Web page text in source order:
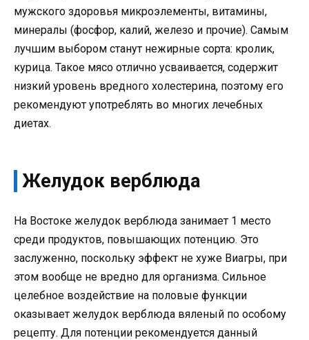
мужского здоровья микроэлементы, витамины,
минералы (фосфор, калий, железо и прочие). Самым
лучшим выбором станут нежирные сорта: кролик,
курица. Такое мясо отлично усваивается, содержит
низкий уровень вредного холестерина, поэтому его
рекомендуют употреблять во многих лечебных
диетах.
Желудок верблюда
На Востоке желудок верблюда занимает 1 место
среди продуктов, повышающих потенцию. Это
заслуженно, поскольку эффект не хуже Виагры, при
этом вообще не вредно для организма. Сильное
целебное воздействие на половые функции
оказывает желудок верблюда вяленый по особому
рецепту. Для потенции рекомендуется данный